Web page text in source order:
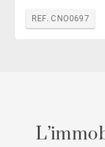
REF. CNO0697